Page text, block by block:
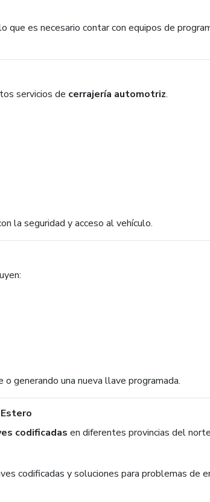
es necesario contar con equipos de
servicios de cerrajería automotriz.
la seguridad y acceso al vehículo.
generando una nueva llave programada.
codificadas en diferentes provincias del
codificadas y soluciones para problemas de